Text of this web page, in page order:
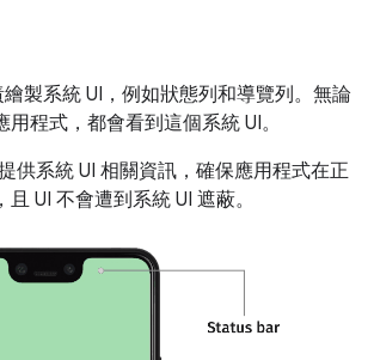
製系統 UI，例如狀態列和導覽列。無論
程式，都會看到這個系統 UI。
供系統 UI 相關資訊，確保應用程式在正
UI 不會遭到系統 UI 遮蔽。